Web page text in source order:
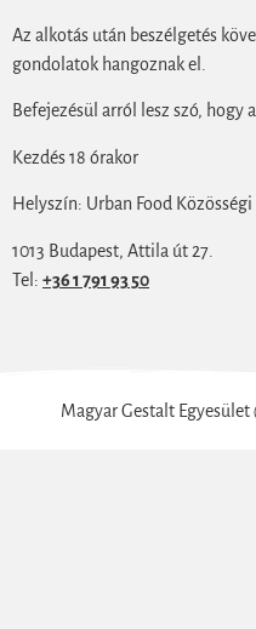
Az alkotás után beszélgetés
gondolatok hangoznak el.
Befejezésül arról lesz szó,
Kezdés 18 órakor
Helyszín: Urban Food Közösségi
1013 Budapest, Attila út 27.
Tel: +36 1 791 93 50
Magyar Gestalt Egyesület